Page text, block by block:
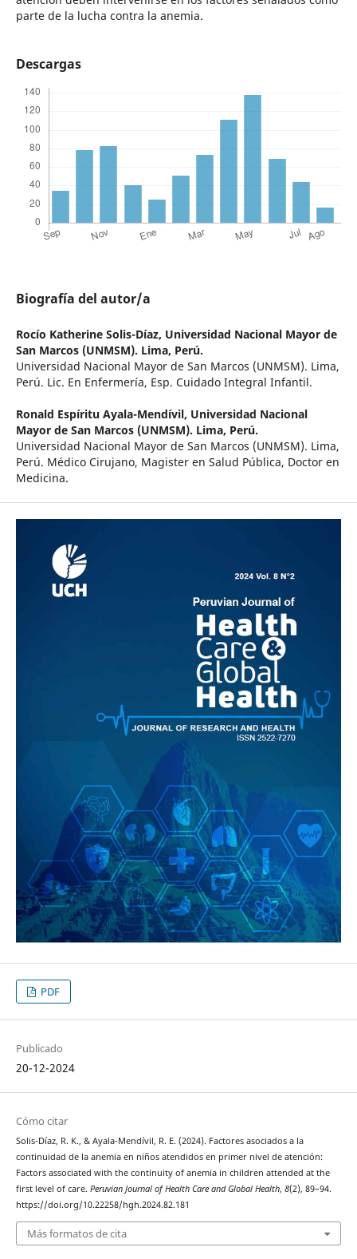
parte de la lucha contra la anemia.
Descargas
Biografía del autor/a
Rocío Katherine Solis-Díaz, Universidad Nacional Mayor de
San Marcos (UNMSM). Lima, Perú.
Universidad Nacional Mayor de San Marcos (UNMSM). Lima,
Perú. Lic. En Enfermería, Esp. Cuidado Integral Infantil.
Ronald Espíritu Ayala-Mendívil, Universidad Nacional
Mayor de San Marcos (UNMSM). Lima, Perú.
Universidad Nacional Mayor de San Marcos (UNMSM). Lima,
Perú. Médico Cirujano, Magister en Salud Pública, Doctor en
Medicina.
PDF
Publicado
20-12-2024
Cómo citar
Solis-Díaz, R. K., & Ayala-Mendívil, R. E. (2024). Factores asociados a la
continuidad de la anemia en niños atendidos en primer nivel de atención:
Factors associated with the continuity of anemia in children attended at the
first level of care. Peruvian Journal of Health Care and Global Health, 8(2), 89–94.
https://doi.org/10.22258/hgh.2024.82.181
Más formatos de cita